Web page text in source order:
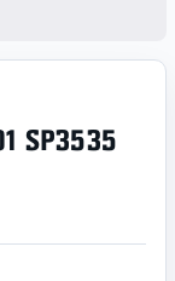
SP3535